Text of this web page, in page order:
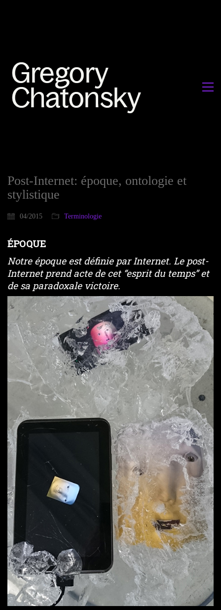
Post-Internet: époque, ontologie et
stylistique
04/2015 Terminologie
ÉPOQUE
Notre époque est définie par Internet. Le post-
Internet prend acte de cet “esprit du temps” et
de sa paradoxale victoire.